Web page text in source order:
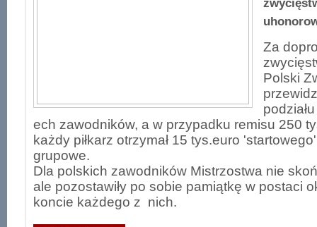
Za
Polski
ech zawodników, a w przypadku remisu 250
każdy piłkarz otrzymał 15 tys.euro
grupowe.
Dla polskich zawodników Mistrzostwa nie
ale pozostawiły po sobie pamiątkę w postaci
koncie każdego z nich.